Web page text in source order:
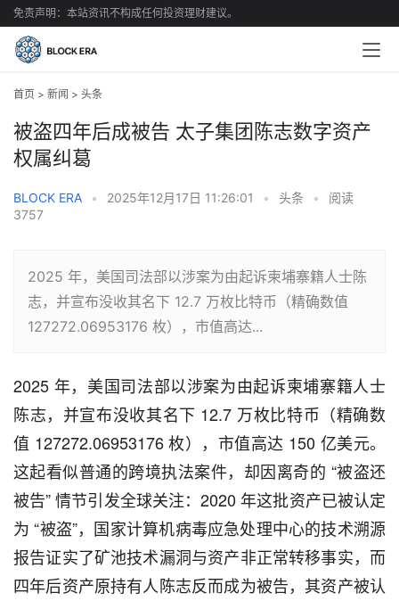
首页 > 新闻 > 头条
被盗四年后成被告 太子集团陈志数字资产
权属纠葛
BLOCK ERA • 2025年12月17日 11:26:01 • 头条 •
阅读
3757
2025 年，美国司法部以涉案为由起诉柬埔寨籍人士陈
志，并宣布没收其名下 12.7 万枚比特币（精确数值
127272.06953176 枚），市值高达...
2025 年，美国司法部以涉案为由起诉柬埔寨籍人士
陈志，并宣布没收其名下 12.7 万枚比特币（精确数
值 127272.06953176 枚），市值高达 150 亿美元。
这起看似普通的跨境执法案件，却因离奇的 “被盗还
被告” 情节引发全球关注：2020 年这批资产已被认定
为 “被盗”，国家计算机病毒应急处理中心的技术溯源
报告证实了矿池技术漏洞与资产非正常转移事实，而
四年后资产原持有人陈志反而成为被告，其资产被认
免责声明：本站资讯不构成任何投资理财建议。